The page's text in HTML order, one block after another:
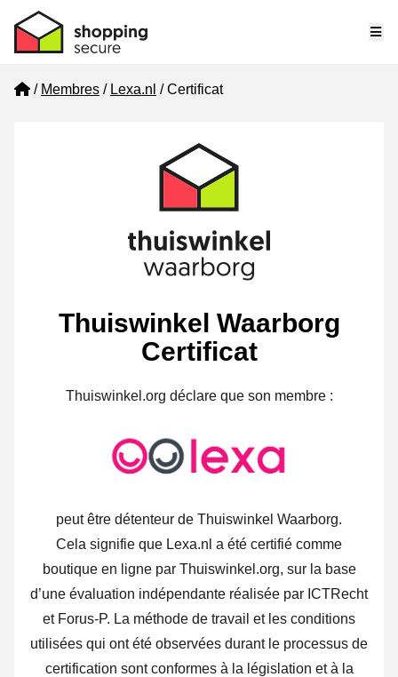
Home
Membres Lexa.nl Certificat
Thuiswinkel Waarborg
Certificat
Thuiswinkel.org déclare que son membre :
peut être détenteur de Thuiswinkel Waarborg.
Cela signifie que Lexa.nl a été certifié comme
boutique en ligne par Thuiswinkel.org, sur la base
d’une évaluation indépendante réalisée par ICTRecht
et Forus-P. La méthode de travail et les conditions
utilisées qui ont été observées durant le processus de
certification sont conformes à la législation et à la